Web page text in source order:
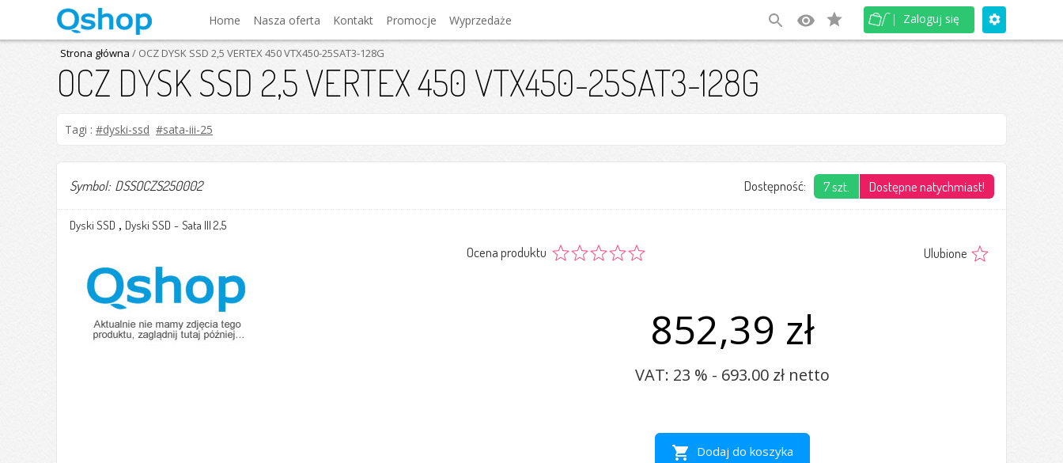
Home Nasza oferta Kontakt Promocje Wyprzedaże Zaloguj się
Strona główna / OCZ DYSK SSD 2,5 VERTEX 450 VTX450-25SAT3-128G
OCZ DYSK SSD 2,5 VERTEX 450 VTX450-25SAT3-128G
Tagi : #dyski-ssd #sata-iii-25
Symbol: DSSOCZS250002
Dyski SSD , Dyski SSD - Sata III 2,5
Dostępność: 7 szt. Dostępne natychmiast!
Ocena produktu Ulubione
852,39 zł
VAT: 23 % - 693.00 zł netto
shopping_cart Dodaj do koszyka